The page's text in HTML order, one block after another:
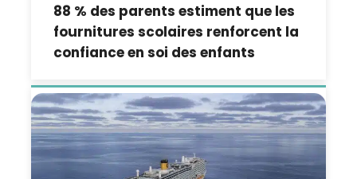
88 % des parents estiment que les
fournitures scolaires renforcent la
confiance en soi des enfants